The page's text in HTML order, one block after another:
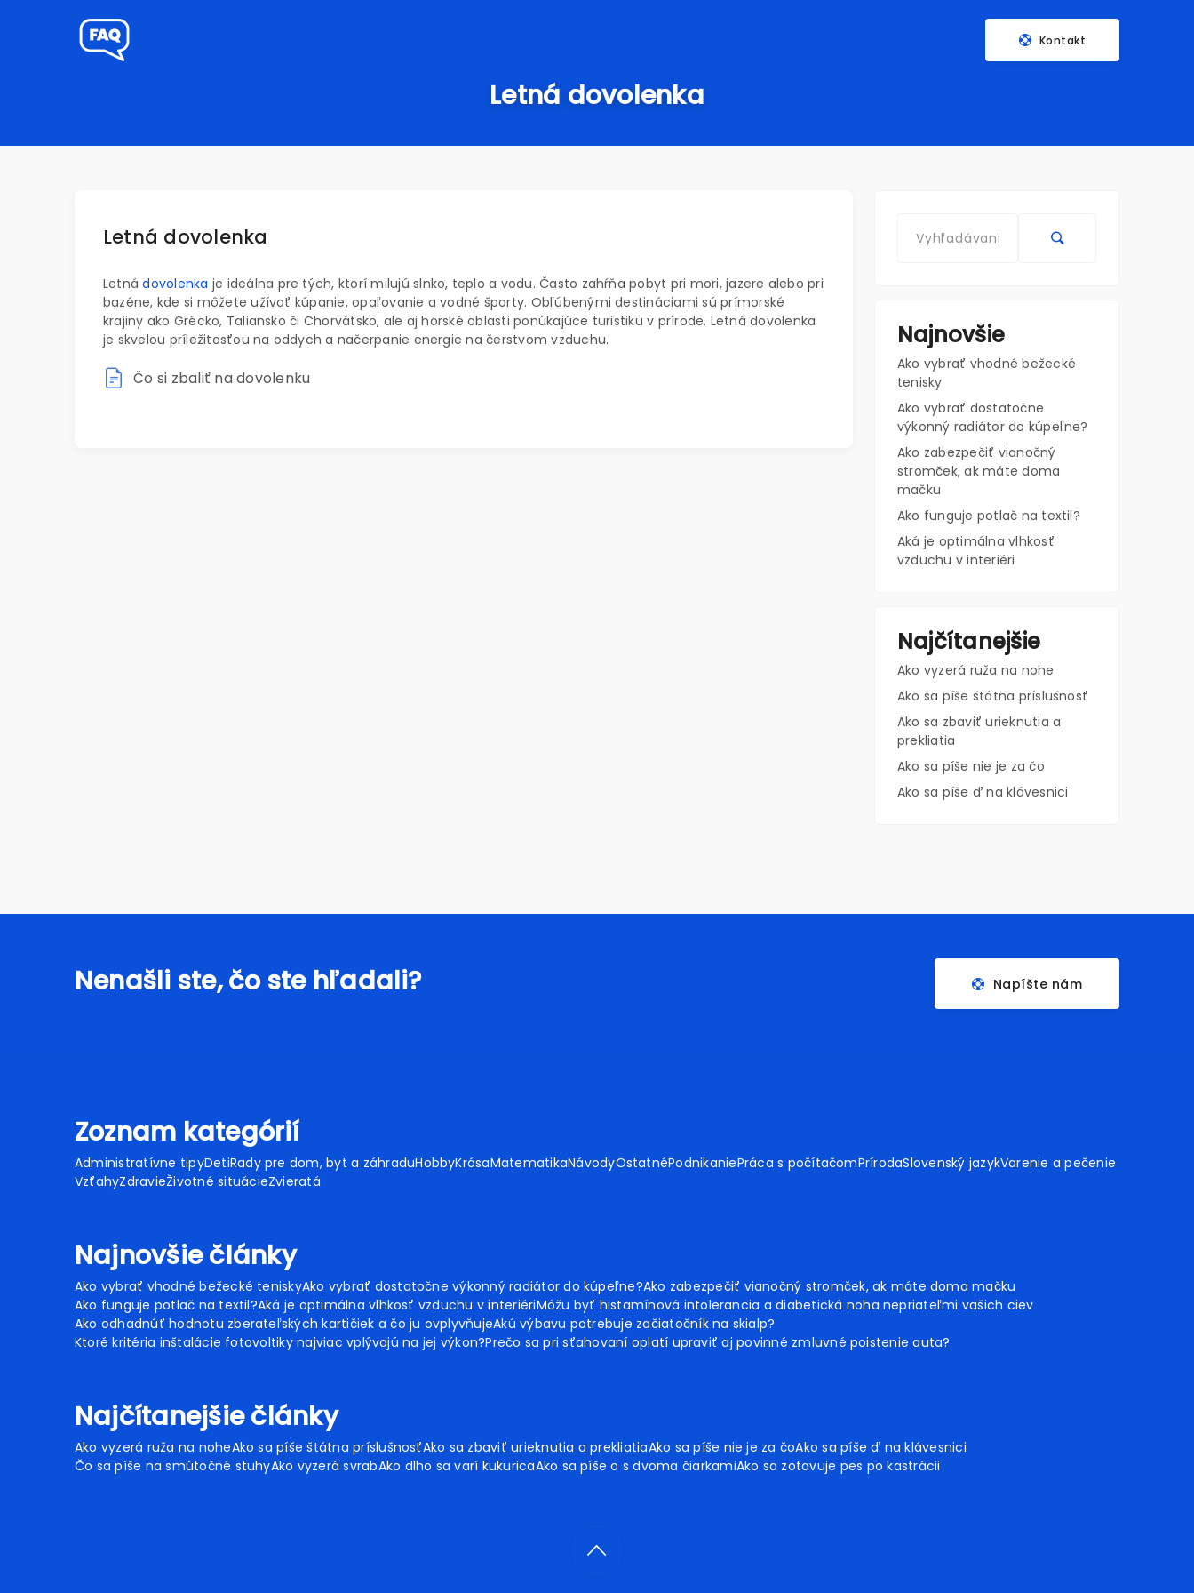
Kontakt
Letná dovolenka
Letná dovolenka
Letnádovolenka je ideálna pre tých, ktorí milujú slnko, teplo a vodu. Často zahŕňa pobyt pri mori, jazere alebo pri
bazéne, kde si môžete užívať kúpanie, opaľovanie a vodné športy. Obľúbenými destináciami sú prímorské
krajiny ako Grécko, Taliansko či Chorvátsko, ale aj horské oblasti ponúkajúce turistiku v prírode. Letná dovolenka
je skvelou príležitosťou na oddych a načerpanie energie na čerstvom vzduchu.
Čo si zbaliť na dovolenku
Najnovšie
Ako vybrať vhodné bežecké
tenisky
Ako vybrať dostatočne
výkonný radiátor do kúpeľne?
Ako zabezpečiť vianočný
stromček, ak máte doma
mačku
Ako funguje potlač na textil?
Aká je optimálna vlhkosť
vzduchu v interiéri
Najčítanejšie
Ako vyzerá ruža na nohe
Ako sa píše štátna príslušnosť
Ako sa zbaviť urieknutia a
prekliatia
Ako sa píše nie je za čo
Ako sa píše ď na klávesnici
Nenašli ste, čo ste hľadali? Napíšte nám
Zoznam kategórií
Administratívne tipyDetiRady pre dom, byt a záhraduHobbyKrásaMatematikaNávodyOstatnéPodnikaniePráca s počítačomPrírodaSlovenský jazykVarenie a pečenie
VzťahyZdravieŽivotné situácieZvieratá
Najnovšie články
Ako vybrať vhodné bežecké teniskyAko vybrať dostatočne výkonný radiátor do kúpeľne?Ako zabezpečiť vianočný stromček, ak máte doma mačku
Ako funguje potlač na textil?Aká je optimálna vlhkosť vzduchu v interiériMôžu byť histamínová intolerancia a diabetická noha nepriateľmi vašich ciev
Ako odhadnúť hodnotu zberateľských kartičiek a čo ju ovplyvňujeAkú výbavu potrebuje začiatočník na skialp?
Ktoré kritéria inštalácie fotovoltiky najviac vplývajú na jej výkon?Prečo sa pri sťahovaní oplatí upraviť aj povinné zmluvné poistenie auta?
Najčítanejšie články
Ako vyzerá ruža na noheAko sa píše štátna príslušnosťAko sa zbaviť urieknutia a prekliatiaAko sa píše nie je za čoAko sa píše ď na klávesnici
Čo sa píše na smútočné stuhyAko vyzerá svrabAko dlho sa varí kukuricaAko sa píše o s dvoma čiarkamiAko sa zotavuje pes po kastrácii